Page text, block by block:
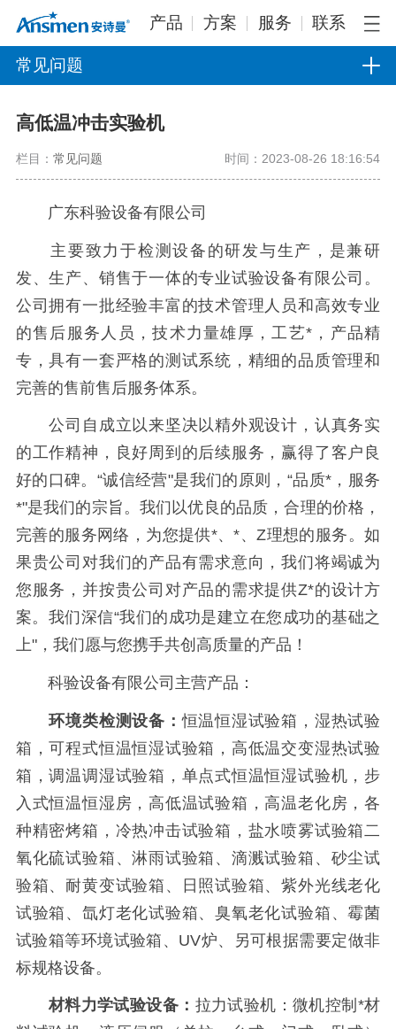
产品 方案 服务 联系
常见问题
高低温冲击实验机
栏目： 常见问题 时间：2023-08-26 18:16:54
广东科验设备有限公司
主要致力于检测设备的研发与生产，是兼研
发、生产、销售于一体的专业试验设备有限公司。
公司拥有一批经验丰富的技术管理人员和高效专业
的售后服务人员，技术力量雄厚，工艺*，产品精
专，具有一套严格的测试系统，精细的品质管理和
完善的售前售后服务体系。
公司自成立以来坚决以精外观设计，认真务实
的工作精神，良好周到的后续服务，赢得了客户良
好的口碑。“诚信经营"是我们的原则，“品质*，服务
*"是我们的宗旨。我们以优良的品质，合理的价格，
完善的服务网络，为您提供*、*、Z理想的服务。如
果贵公司对我们的产品有需求意向，我们将竭诚为
您服务，并按贵公司对产品的需求提供Z*的设计方
案。我们深信“我们的成功是建立在您成功的基础之
上"，我们愿与您携手共创高质量的产品！
科验设备有限公司主营产品：
环境类检测设备：恒温恒湿试验箱，湿热试验
箱，可程式恒温恒湿试验箱，高低温交变湿热试验
箱，调温调湿试验箱，单点式恒温恒湿试验机，步
入式恒温恒湿房，高低温试验箱，高温老化房，各
种精密烤箱，冷热冲击试验箱，盐水喷雾试验箱二
氧化硫试验箱、淋雨试验箱、滴溅试验箱、砂尘试
验箱、耐黄变试验箱、日照试验箱、紫外光线老化
试验箱、氙灯老化试验箱、臭氧老化试验箱、霉菌
试验箱等环境试验箱、UV炉、另可根据需要定做非
标规格设备。
材料力学试验设备： 拉力试验机：微机控制*材